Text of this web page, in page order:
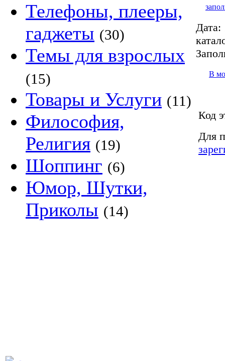
Телефоны, плееры,
гаджеты (30)
Темы для взрослых
(15)
Товары и Услуги (11)
Философия,
Религия (19)
Шоппинг (6)
Юмор, Шутки,
Приколы (14)
Дата:
В
Код
Для